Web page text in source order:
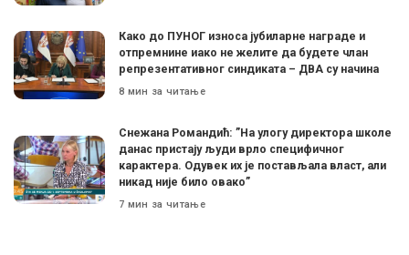
Како до ПУНОГ износа јубиларне награде и
отпремнине иако не желите да будете члан
репрезентативног синдиката – ДВА су начина
8 мин за читање
Снежана Романдић: ”На улогу директора школе
данас пристају људи врло специфичног
карактера. Одувек их је постављала власт, али
никад није било овако”
7 мин за читање